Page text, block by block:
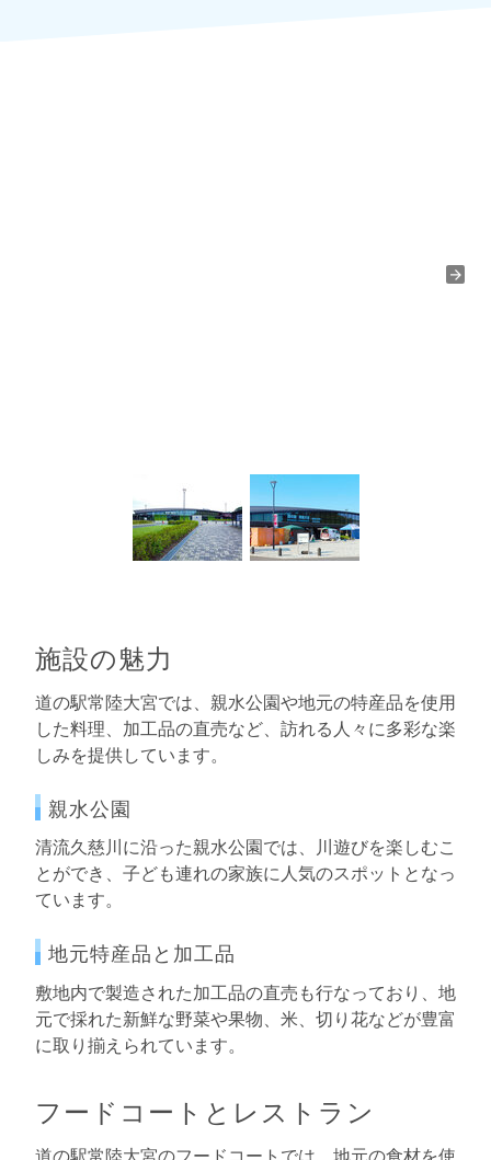
施設の魅力
道の駅常陸大宮では、親水公園や地元の特産品を使用
した料理、加工品の直売など、訪れる人々に多彩な楽
しみを提供しています。
親水公園
清流久慈川に沿った親水公園では、川遊びを楽しむこ
とができ、子ども連れの家族に人気のスポットとなっ
ています。
地元特産品と加工品
敷地内で製造された加工品の直売も行なっており、地
元で採れた新鮮な野菜や果物、米、切り花などが豊富
に取り揃えられています。
フードコートとレストラン